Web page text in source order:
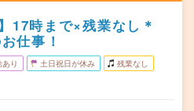
17時まで×残業なし＊
仕事！
り 土日祝日が休み 残業なし